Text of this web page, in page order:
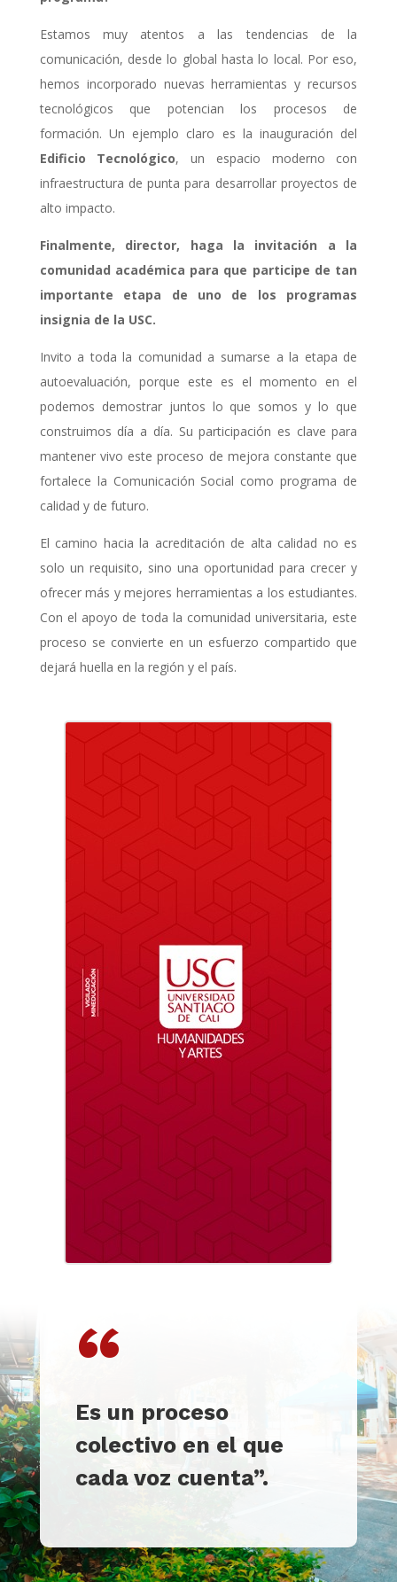
Estamos muy atentos a las tendencias de la
comunicación, desde lo global hasta lo local. Por eso,
hemos incorporado nuevas herramientas y recursos
tecnológicos que potencianlos procesos de
formación. Un ejemplo claro es la inauguración del
Edificio Tecnológico,un espacio moderno con
infraestructura de punta para desarrollar proyectos de
alto impacto.
Finalmente, director, haga la invitación a la
comunidad académica para que participe de tan
importante etapa de uno de los programas
insignia de la USC.
Invito a toda la comunidad a sumarse a la etapa de
autoevaluación, porque este es elmomento en el
podemos demostrar juntos lo que somos y lo que
construimos día a día. Su participación es clave para
mantener vivo este proceso de mejora constante que
fortalece la Comunicación Social como programa de
calidad y de futuro.
El camino hacia la acreditación de alta calidad no es
solo un requisito, sino una oportunidad para crecer y
ofrecer más y mejores herramientas a los estudiantes.
Con el apoyo de toda la comunidad universitaria, este
proceso se convierte en un esfuerzo compartido que
dejará huella en la región y el país.
“
Es un proceso
colectivo en el que
cada voz cuenta”.